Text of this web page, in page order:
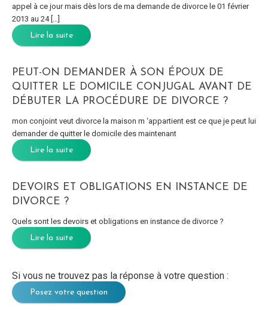
appel à ce jour mais dès lors de ma demande de divorce le 01 février
2013 au 24 […]
Lire la suite
PEUT-ON DEMANDER À SON ÉPOUX DE
QUITTER LE DOMICILE CONJUGAL AVANT DE
DÉBUTER LA PROCÉDURE DE DIVORCE ?
mon conjoint veut divorce la maison m ‘appartient est ce que je peut lui
demander de quitter le domicile des maintenant
Lire la suite
DEVOIRS ET OBLIGATIONS EN INSTANCE DE
DIVORCE ?
Quels sont les devoirs et obligations en instance de divorce ?
Lire la suite
Si vous ne trouvez pas la réponse à votre question :
Posez votre question